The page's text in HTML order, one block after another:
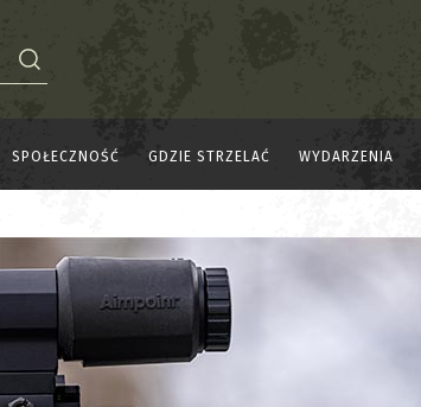
SPOŁECZNOŚĆ GDZIE STRZELAĆ WYDARZENIA